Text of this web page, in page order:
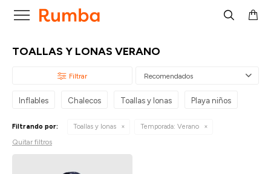

TOALLAS Y LONAS VERANO
Recomendados
Inflables Chalecos Toallas y lonas Playa niños
Filtrando por: Toallas y lonas Temporada: Verano
Quitar filtros